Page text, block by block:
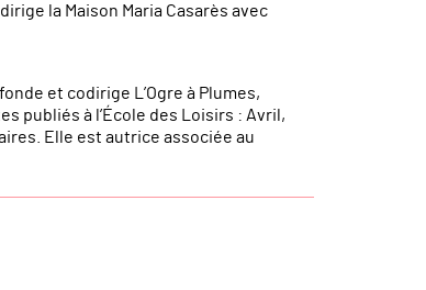
la Maison Maria Casarès avec
et codirige L’Ogre à Plumes,
publiés à l’École des Loisirs : Avril,
Elle est autrice associée au